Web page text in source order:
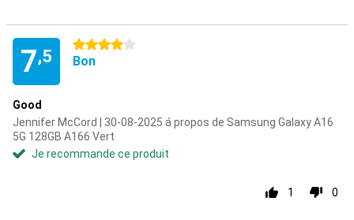
7,5
4 étoiles
Bon
Good
Jennifer McCord | 30-08-2025 á propos de Samsung Galaxy A16
5G 128GB A166 Vert
Je recommande ce produit
1 0